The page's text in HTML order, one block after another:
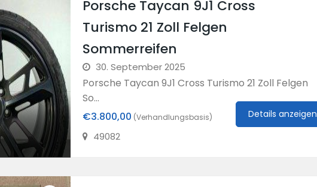
Porsche Taycan 9J1 Cross
Turismo 21 Zoll Felgen
Sommerreifen
30. September 2025
Porsche Taycan 9J1 Cross Turismo 21 Zoll Felgen
So...
€3.800,00 (Verhandlungsbasis)
49082
Details anzeigen